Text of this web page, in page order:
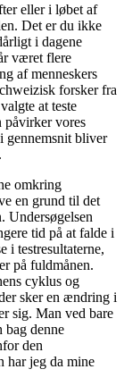
eller i løbet af
Det er du ikke
i dagene
været flere
af menneskers
forsker fra
at teste
påvirker vores
gennemsnit bliver
omkring
en grund til det
Undersøgelsen
tid på at falde i
i testresultaterne,
på fuldmånen.
cyklus og
sker en ændring i
sig. Man ved bare
denne
den
har jeg da mine